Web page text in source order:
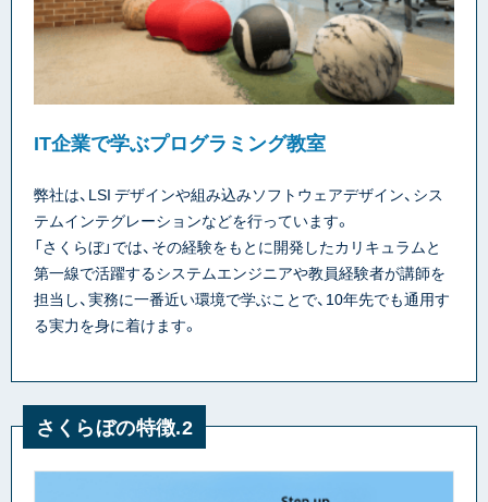
IT企業で学ぶプログラミング教室
弊社は、LSI デザインや組み込みソフトウェアデザイン、シス
テムインテグレーションなどを行っています。
「さくらぼ」では、その経験をもとに開発したカリキュラムと
第一線で活躍するシステムエンジニアや教員経験者が講師を
担当し、実務に一番近い環境で学ぶことで、10年先でも通用す
る実力を身に着けます。
さくらぼの特徴.2